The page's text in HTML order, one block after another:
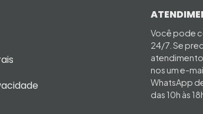
Você pode
24/7. Se
nos um e-
WhatsApp
das 10h às